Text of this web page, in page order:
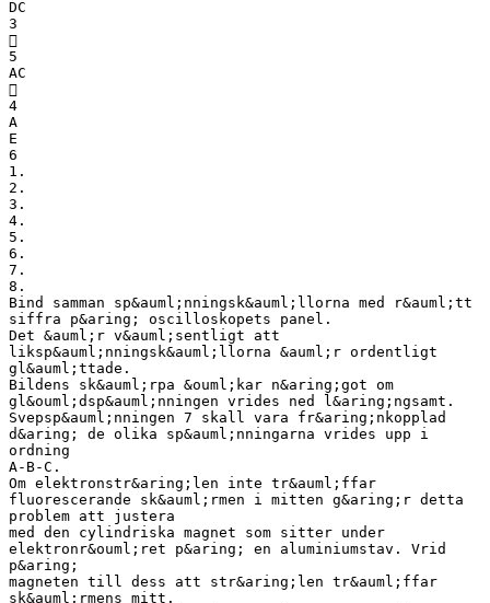
DC
3

5
AC

4
A
E
6
1.
2.
3.
4.
5.
6.
7.
8.
Bind samman sp&auml;nningsk&auml;llorna med r&auml;tt
siffra p&aring; oscilloskopets panel.
Det &auml;r v&auml;sentligt att
liksp&auml;nningsk&auml;llorna &auml;r ordentligt
gl&auml;ttade.
Bildens sk&auml;rpa &ouml;kar n&aring;got om
gl&ouml;dsp&auml;nningen vrides ned l&aring;ngsamt.
Svepsp&auml;nningen 7 skall vara fr&aring;nkopplad
d&aring; de olika sp&auml;nningarna vrides upp i
ordning
A-B-C.
Om elektronstr&aring;len inte tr&auml;ffar
fluorescerande sk&auml;rmen i mitten g&aring;r detta
problem att justera
med den cylindriska magnet som sitter under
elektronr&ouml;ret p&aring; en aluminiumstav. Vrid
p&aring;
magneten till dess att str&aring;len tr&auml;ffar
sk&auml;rmens mitt.